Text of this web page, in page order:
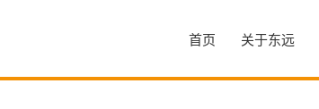
首页 关于东远